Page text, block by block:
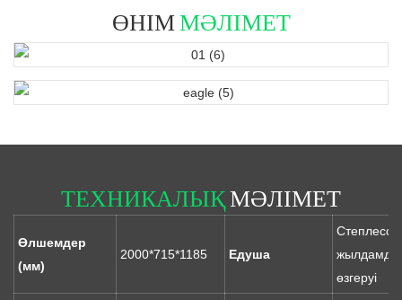
ӨНІММӘЛІМЕТ
ТЕХНИКАЛЫҚМӘЛІМЕТ
Өлшемдер
(мм)
2000*715*1185 Едуша
Степлесс
өзгеруі